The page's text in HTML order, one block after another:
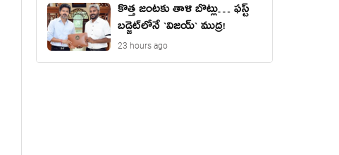
కొత్త జంట‌కు తాళి బొట్లు… ఫ‌స్ట్
బ‌డ్జెట్‌లోనే `విజ‌య్` ముద్ర‌!
23 hours ago